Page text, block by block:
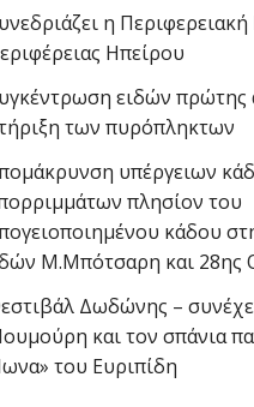
η
Ηπείρου
ειδών πρώτης
των πυρόπληκτων
υπέργειων
πλησίον του
κάδου
Μ.Μπότσαρη και 28ης
Δωδώνης –
και τον σπάνια
του Ευριπίδη